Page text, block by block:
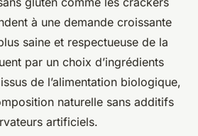
à une demande croissante
saine et respectueuse de la
par un choix d’ingrédients
de l’alimentation biologique,
naturelle sans additifs
artificiels.